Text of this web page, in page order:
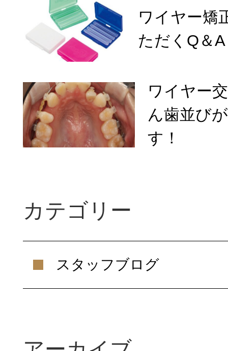
ワイヤー矯
ただくQ＆A
ワイヤー
ん歯並び
す！
カテゴリー
スタッフブログ